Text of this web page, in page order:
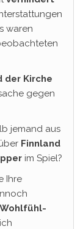
waren
der Kirche
gegen
jemand aus
Finnland
im Spiel?
Ihre
Wohlfühl-